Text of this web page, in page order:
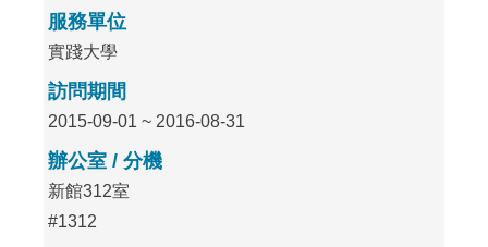
服務單位
實踐大學
訪問期間
2015-09-01 ~ 2016-08-31
辦公室 / 分機
新館312室
#1312